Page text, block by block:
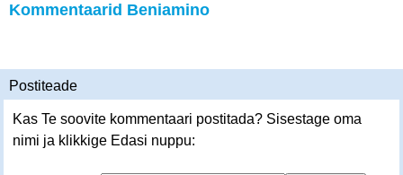
Kommentaarid Beniamino
Postiteade
Kas Te soovite kommentaari postitada? Sisestage oma
nimi ja klikkige Edasi nuppu: